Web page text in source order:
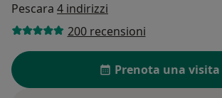
Pescara 4 indirizzi
200 recensioni
Prenota una visita